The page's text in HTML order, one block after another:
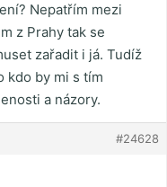
Nepatřím mezi
z Prahy tak se
zařadit i já. Tudíž
kdo by mi s tím
a názory.
#24628